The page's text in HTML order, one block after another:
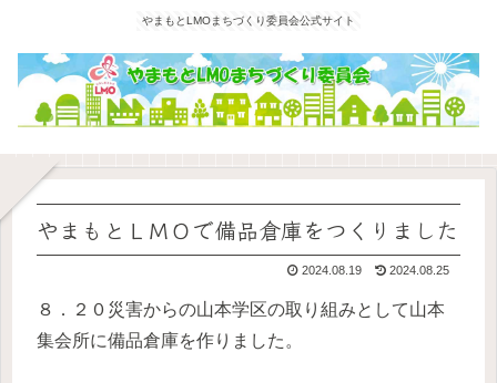
やまもとLMOまちづくり委員会公式サイト
やまもとＬＭＯで備品倉庫をつくりました
2024.08.19 2024.08.25
８．２０災害からの山本学区の取り組みとして山本
集会所に備品倉庫を作りました。